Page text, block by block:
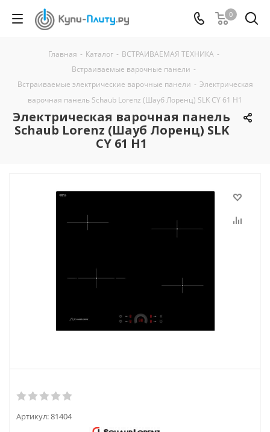
0
Главная - Каталог - ВСТРАИВАЕМАЯ ТЕХНИКА -
Встраиваемые варочные панели -
Встраиваемые электрические варочные панели - Электрическая
варочная панель Schaub Lorenz (Шауб Лоренц) SLK CY 61 H1
Электрическая варочная панель
Schaub Lorenz (Шауб Лоренц) SLK
CY 61 H1
Артикул:81404